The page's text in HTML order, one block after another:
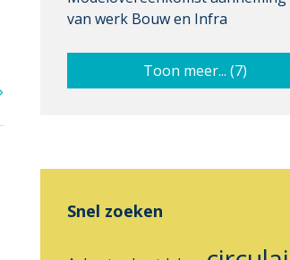
van werk Bouw en Infra
Toon meer... (7)
Snel zoeken